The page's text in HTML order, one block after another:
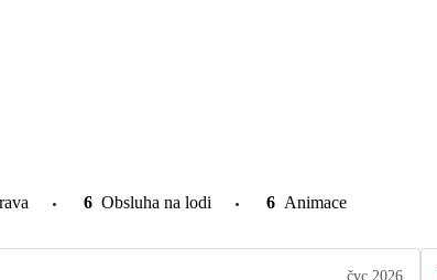
6 Obsluha na lodi 6 Animace
čvc 2026